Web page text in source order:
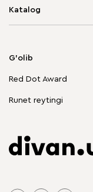
Katalog
G'olib
Red Dot Award
Runet reytingi